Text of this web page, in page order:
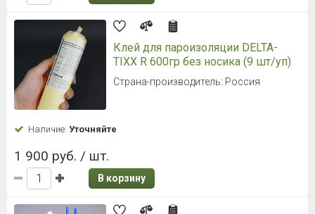
Клей для пароизоляции DELTA-
TIXX R 600гр без носика (9 шт/уп)
Страна-производитель: Россия
Наличие: Уточняйте
1 900 руб. / шт.
В корзину